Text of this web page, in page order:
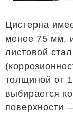
Цистерна
менее 75 мм,
листовой
толщиной от
выбирается
поверхности